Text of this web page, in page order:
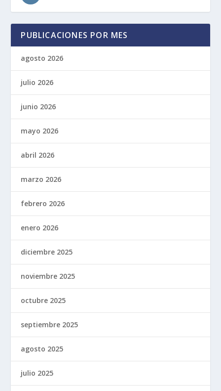
PUBLICACIONES POR MES
agosto 2026
julio 2026
junio 2026
mayo 2026
abril 2026
marzo 2026
febrero 2026
enero 2026
diciembre 2025
noviembre 2025
octubre 2025
septiembre 2025
agosto 2025
julio 2025